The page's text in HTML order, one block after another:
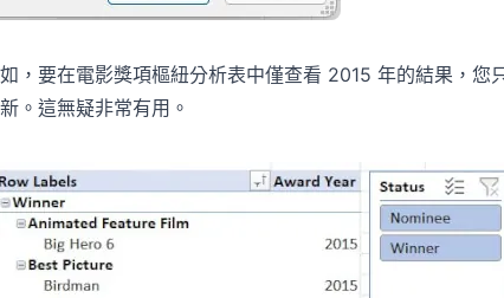
，要在電影獎項樞紐分析表中僅查看 2015 年的結果，
。這無疑非常有用。